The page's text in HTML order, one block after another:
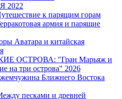
2022
к парящим горам
армия и парящие
Аватара и китайская
ОСТРОВА: "Гран Марьяж и
на три острова" 2026
Ближнего Востока
песками и древней